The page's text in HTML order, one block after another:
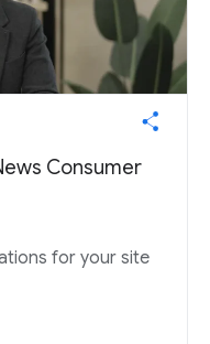
Consumer
for your site